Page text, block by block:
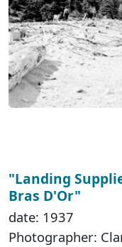
"Landing
Bras D'Or"
date: 1937
Photographer: